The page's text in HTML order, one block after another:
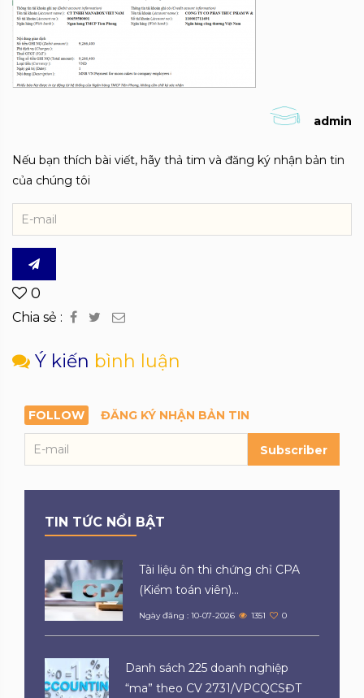
admin
Nếu bạn thích bài viết, hãy thả tim và đăng ký nhận bản tin
của chúng tôi
0
Chia sẻ :
Ý kiến bình luận
FOLLOW ĐĂNG KÝ NHẬN BẢN TIN
Subscriber
TIN TỨC NỔI BẬT
Tài liệu ôn thi chứng chỉ CPA
(Kiểm toán viên)...
Ngày đăng : 10-07-2026 1351 0
Danh sách 225 doanh nghiệp
“ma” theo CV 2731/VPCQCSĐT